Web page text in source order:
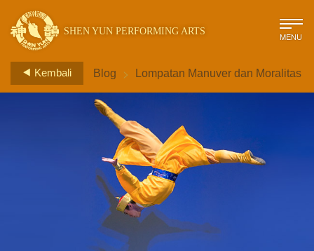
SHEN YUN PERFORMING ARTS MENU
Kembali Blog > Lompatan Manuver dan Moralitas